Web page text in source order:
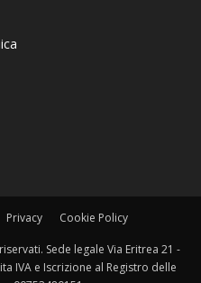
Privacy Cookie Policy
Sede legale Via Eritrea 21 -
IVA e Iscrizione al Registro delle